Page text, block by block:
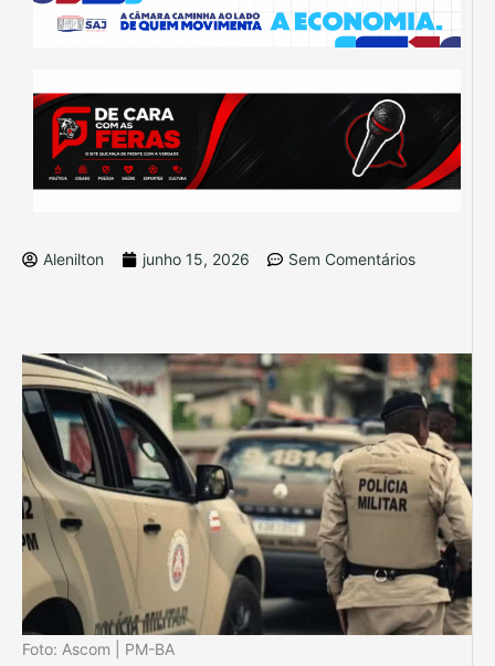
Alenilton junho 15, 2026 Sem Comentários
Foto: Ascom | PM-BA